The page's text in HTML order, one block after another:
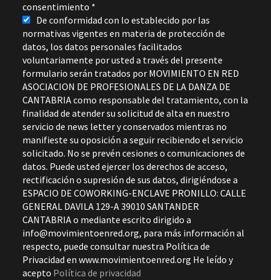
consentimiento *
De conformidad con lo establecido por las
normativas vigentes en materia de protección de
datos, los datos personales facilitados
voluntariamente por usted a través del presente
formulario serán tratados por MOVIMIENTO EN RED
ASOCIACION DE PROFESIONALES DE LA DANZA DE
CANTABRIA como responsable del tratamiento, con la
finalidad de atender su solicitud de alta en nuestro
servicio de news letter y conservados mientras no
manifieste su oposición a seguir recibiendo el servicio
solicitado. No se prevén cesiones o comunicaciones de
datos. Puede usted ejercer los derechos de acceso,
rectificación o supresión de sus datos, dirigiéndose a
ESPACIO DE COWORKING-ENCLAVE PRONILLO: CALLE
GENERAL DAVILA 129-A 39010 SANTANDER
CANTABRIA o mediante escrito dirigido a
info@movimientoenred.org, para más información al
respecto, puede consultar nuestra Política de
Privacidad en www.movimientoenred.org He leído y
acepto Política de privacidad